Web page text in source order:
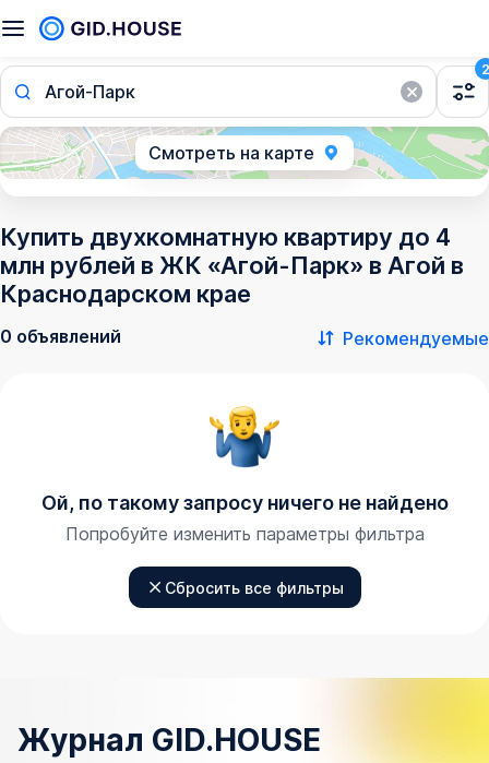
Агой-Парк
2
Смотреть на карте
Купить двухкомнатную квартиру до 4
млн рублей в ЖК «Агой-Парк» в Агой в
Краснодарском крае
0 объявлений Рекомендуемые
Ой, по такому запросу ничего не найдено
Попробуйте изменить параметры фильтра
Сбросить все фильтры
Журнал GID.HOUSE